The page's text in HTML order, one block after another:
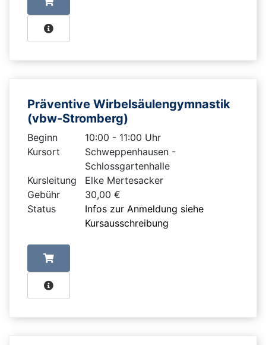
Präventive Wirbelsäulengymnastik
(vbw-Stromberg)
Beginn
10:00 - 11:00 Uhr
Kursort
Schweppenhausen -
Schlossgartenhalle
Kursleitung
Elke Mertesacker
Gebühr
30,00 €
Status
Infos zur Anmeldung siehe
Kursausschreibung